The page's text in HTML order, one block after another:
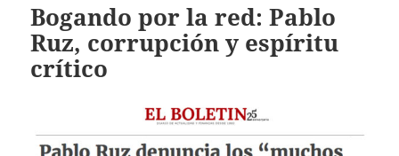
Bogando por la red: Pablo
Ruz, corrupción y espíritu
crítico